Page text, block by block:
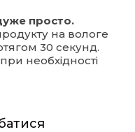
просто.
на вологе
30 секунд.
необхідності